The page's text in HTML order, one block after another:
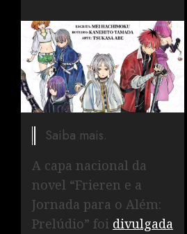
Saiba mais.
A capa nacional da
novel “Frieren e a
Jornada para o Além:
Prelúdio” foi divulgada